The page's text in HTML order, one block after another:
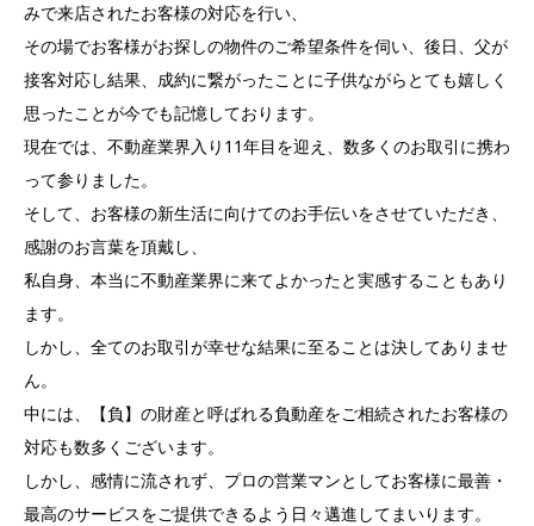
みで来店されたお客様の対応を行い、
その場でお客様がお探しの物件のご希望条件を伺い、後日、父が
接客対応し結果、成約に繋がったことに子供ながらとても嬉しく
思ったことが今でも記憶しております。
現在では、不動産業界入り11年目を迎え、数多くのお取引に携わ
って参りました。
そして、お客様の新生活に向けてのお手伝いをさせていただき、
感謝のお言葉を頂戴し、
私自身、本当に不動産業界に来てよかったと実感することもあり
ます。
しかし、全てのお取引が幸せな結果に至ることは決してありませ
ん。
中には、【負】の財産と呼ばれる負動産をご相続されたお客様の
対応も数多くございます。
しかし、感情に流されず、プロの営業マンとしてお客様に最善・
最高のサービスをご提供できるよう日々邁進してまいります。